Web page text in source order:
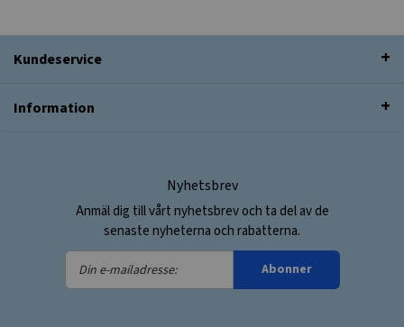
Kundeservice
Information
Nyhetsbrev
Anmäl dig till vårt nyhetsbrev och ta del av de
senaste nyheterna och rabatterna.
Din
e-
Abonner